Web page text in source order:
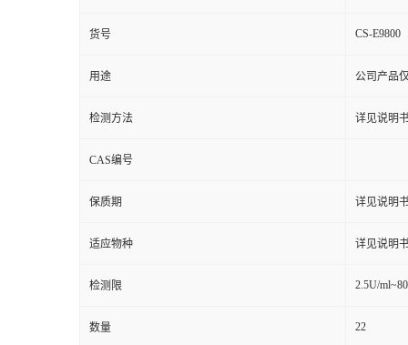
货号 CS-E9800
用途 公司产品
检测方法 详见说明
CAS编号
保质期 详见说明
适应物种 详见说明
检测限 2.5U/
数量 22